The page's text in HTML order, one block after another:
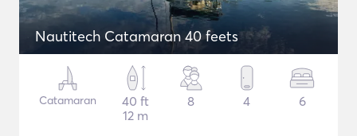
Nautitech Catamaran 40 feets
Catamaran
40 ft
12 m
8 4 6